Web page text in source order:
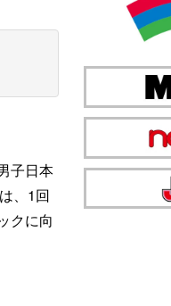
子日本
、1回
クに向